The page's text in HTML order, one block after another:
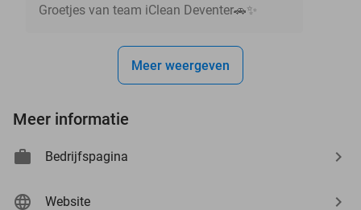
Groetjes van team iClean Deventer🚗✨
Meer weergeven
Meer informatie
Bedrijfspagina
Website